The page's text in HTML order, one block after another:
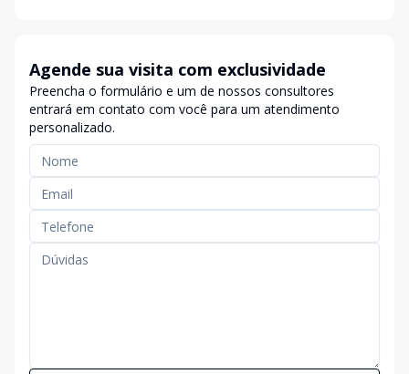
Agende sua visita com exclusividade
Preencha o formulário e um de nossos consultores
entrará em contato com você para um atendimento
personalizado.